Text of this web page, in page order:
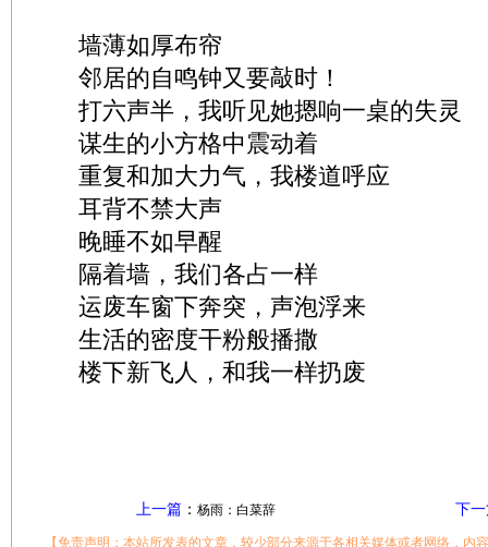
墙薄如厚布帘
邻居的自鸣钟又要敲时！
打六声半，我听见她摁响一桌的失灵
谋生的小方格中震动着
重复和加大力气，我楼道呼应
耳背不禁大声
晚睡不如早醒
隔着墙，我们各占一样
运废车窗下奔突，声泡浮来
生活的密度干粉般播撒
楼下新飞人，和我一样扔废
上一篇： 杨雨：白菜辞 下
【免责声明：本站所发表的文章，较少部分来源于各相关媒体或者网络，内